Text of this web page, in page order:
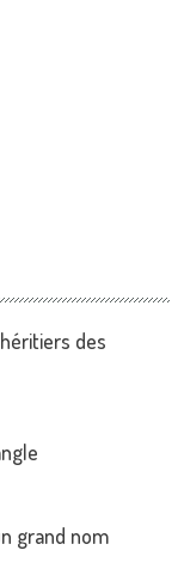
des
grand nom